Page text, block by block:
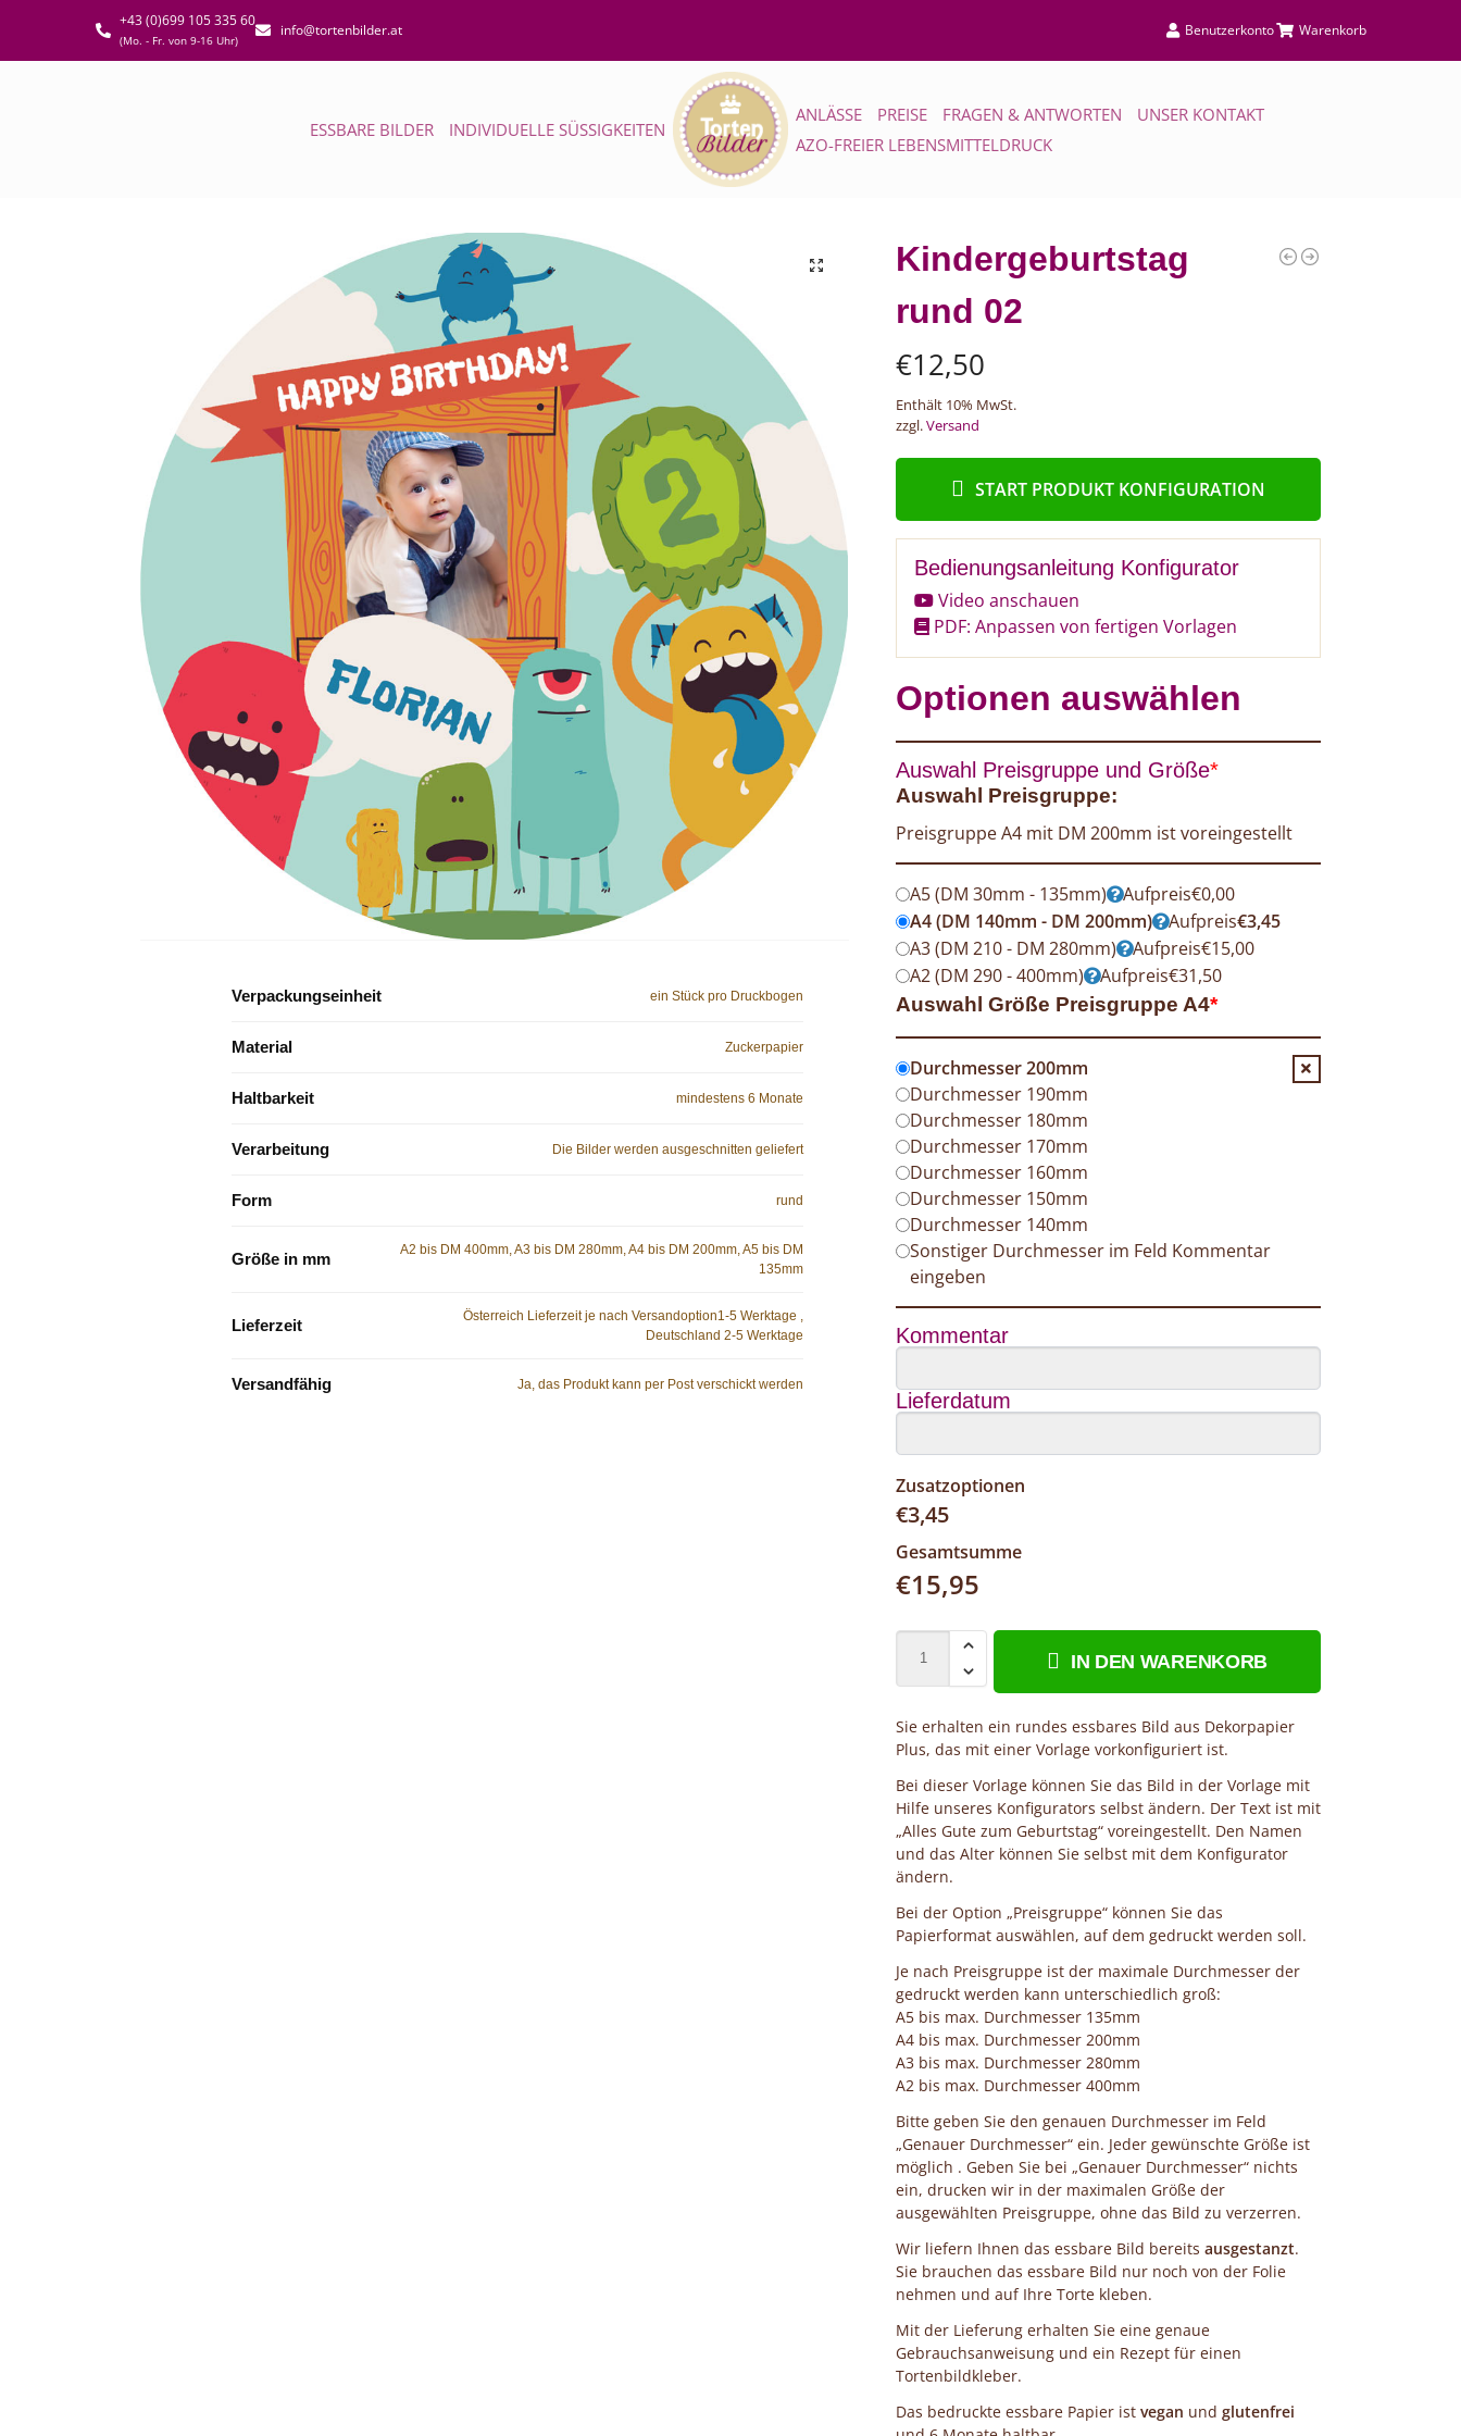
+43 (0)699 105 335 60
(Mo. - Fr. von 9-16 Uhr)
info@tortenbilder.at Benutzerkonto Warenkorb
ESSBARE BILDER INDIVIDUELLE SÜSSIGKEITEN
ANLÄSSE PREISE FRAGEN & ANTWORTEN
UNSER KONTAKT
AZO-FREIER LEBENSMITTELDRUCK
Verpackungseinheit ein Stück pro Druckbogen
Material Zuckerpapier
Haltbarkeit mindestens 6 Monate
Verarbeitung Die Bilder werden ausgeschnitten geliefert
Form rund
Größe in mm
A2 bis DM 400mm, A3 bis DM 280mm, A4 bis DM 200mm, A5 bis DM
135mm
Lieferzeit
Österreich Lieferzeit je nach Versandoption1-5 Werktage ,
Deutschland 2-5 Werktage
Versandfähig Ja, das Produkt kann per Post verschickt werden
Kindergeburtstag
rund 02
€12,50
Enthält 10% MwSt.
zzgl.Versand
START PRODUKT KONFIGURATION
Bedienungsanleitung Konfigurator
Video anschauen
PDF: Anpassen von fertigen Vorlagen
Optionen auswählen
*
Auswahl Preisgruppe und Größe
Auswahl Preisgruppe:
Preisgruppe A4 mit DM 200mm ist voreingestellt
A5 (DM 30mm - 135mm) Aufpreis€0,00
A4 (DM 140mm - DM 200mm)
Aufpreis€3,45
A3 (DM 210 - DM 280mm)
Aufpreis€15,00
A2 (DM 290 - 400mm)
Aufpreis€31,50
*
Auswahl Größe Preisgruppe A4
Durchmesser 200mm
Durchmesser 190mm
Durchmesser 180mm
Durchmesser 170mm
Durchmesser 160mm
Durchmesser 150mm
Durchmesser 140mm
Sonstiger Durchmesser im Feld Kommentar
eingeben
Kommentar
Lieferdatum
Zusatzoptionen
€3,45
Gesamtsumme
€15,95
IN DEN WARENKORB
Sie erhalten ein rundes essbares Bild aus Dekorpapier
Plus, das mit einer Vorlage vorkonfiguriert ist.
Bei dieser Vorlage können Sie das Bild in der Vorlage mit
Hilfe unseres Konfigurators selbst ändern. Der Text ist mit
„Alles Gute zum Geburtstag“ voreingestellt. Den Namen
und das Alter können Sie selbst mit dem Konfigurator
ändern.
Bei der Option „Preisgruppe“ können Sie das
Papierformat auswählen, auf dem gedruckt werden soll.
Je nach Preisgruppe ist der maximale Durchmesser der
gedruckt werden kann unterschiedlich groß:
A5 bis max. Durchmesser 135mm
A4 bis max. Durchmesser 200mm
A3 bis max. Durchmesser 280mm
A2 bis max. Durchmesser 400mm
Bitte geben Sie den genauen Durchmesser im Feld
„Genauer Durchmesser“ ein. Jeder gewünschte Größe ist
möglich . Geben Sie bei „Genauer Durchmesser“ nichts
ein, drucken wir in der maximalen Größe der
ausgewählten Preisgruppe, ohne das Bild zu verzerren.
Wir liefern Ihnen das essbare Bild bereits ausgestanzt.
Sie brauchen das essbare Bild nur noch von der Folie
nehmen und auf Ihre Torte kleben.
Mit der Lieferung erhalten Sie eine genaue
Gebrauchsanweisung und ein Rezept für einen
Tortenbildkleber.
Das bedruckte essbare Papier istvegan undglutenfrei